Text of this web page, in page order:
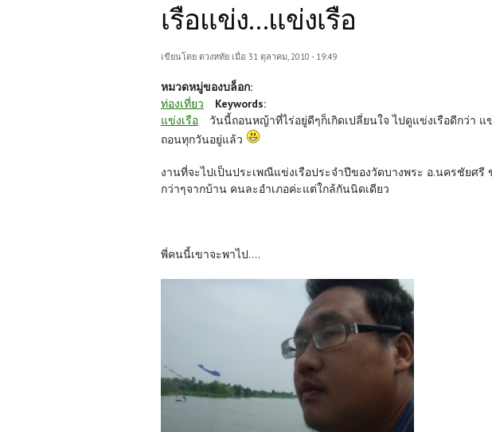
เรือแข่ง...แข่งเรือ
เขียนโดย ดวงหทัย เมื่อ 31 ตุลาคม, 2010 - 19:49
หมวดหมู่ของบล็อก:
ท่องเที่ยว
Keywords:
แข่งเรือ
วันนี้ถอนหญ้าที่ไร่อยู่ดีๆก็เกิดเปลี่ยนใจ ไปดูแข่งเรือดีกว่า
ถอนทุกวันอยู่แล้ว
งานที่จะไปเป็นประเพณีแข่งเรือประจำปีของวัดบางพระ อ.นครชัยศ
กว่าๆจากบ้าน คนละอำเภอค่ะแต่ใกล้กันนิดเดียว
พี่คนนี้เขาจะพาไป....